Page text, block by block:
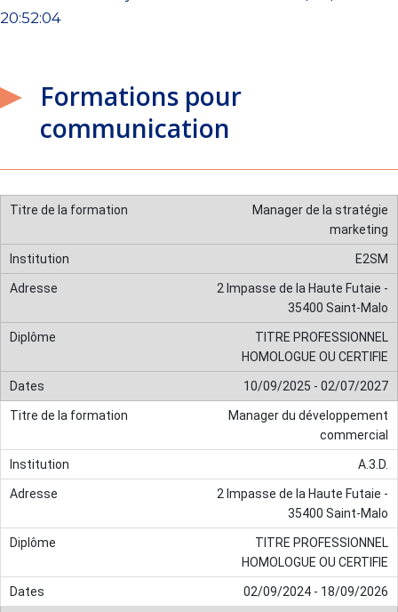
20:52:04
Formations pour
communication
Manager de la stratégie
marketing
E2SM
2 Impasse de la Haute Futaie -
35400 Saint-Malo
TITRE PROFESSIONNEL
HOMOLOGUE OU CERTIFIE
10/09/2025 - 02/07/2027
Manager du développement
commercial
A.3.D.
2 Impasse de la Haute Futaie -
35400 Saint-Malo
TITRE PROFESSIONNEL
HOMOLOGUE OU CERTIFIE
02/09/2024 - 18/09/2026